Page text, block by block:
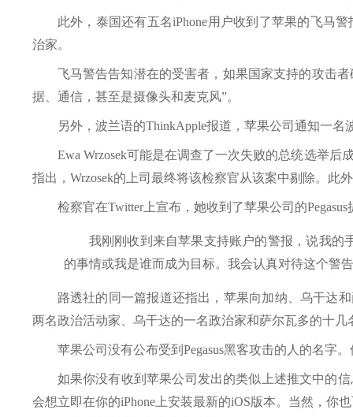
此外，泰国还有五名iPhone用户收到了苹果的飞马
治家。
飞马警告告知潜在的受害者，如果国家支持的攻击
据、通信，甚至是摄像头和麦克风”。
另外，波兰语的ThinkApple报道，苹果公司通知一名
Ewa Wrzosek可能是在调查了一次失败的总统选举
指出，Wrzosek的上司最终将该检察官从该案中剔除。此
检察官在Twitter上宣布，她收到了苹果公司的
我刚刚收到来自苹果支持账户的警报，说我的
的事情或我是谁而成为目标。我会认真对待这个警
路透社的同一篇报道还指出，苹果向加纳、乌干达
两名政治活动家、乌干达的一名政治家和萨尔瓦多的十几
苹果公司没有公布受到Pegasus黑客攻击的人的名字
如果你没有收到苹果公司发出的类似上述推文中的
会想立即在你的iPhone上安装最新的iOS版本。当然，你